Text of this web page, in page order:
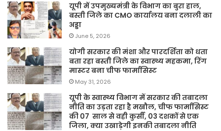
यूपी में उपमुख्यमंत्री के विभाग का बुरा हाल,
बस्ती जिले का CMO कार्यालय बना दलाली का
अड्डा
June 5, 2026
योगी सरकार की मंशा और पारदर्शिता को धता
बता रहा बस्ती जिले का स्वास्थ्य महकमा, रिंग
मास्टर बना चीफ फार्मासिस्ट
May 31, 2026
यूपी के स्वास्थ्य विभाग में सरकार की तबादला
नीति का उड़ता रहा है मखौल, चीफ फार्मासिस्ट
की 07 साल से वही कुर्सी, 03 दशकों से एक
जिला, क्या उखाड़ेगी इनकी तबादला नीति